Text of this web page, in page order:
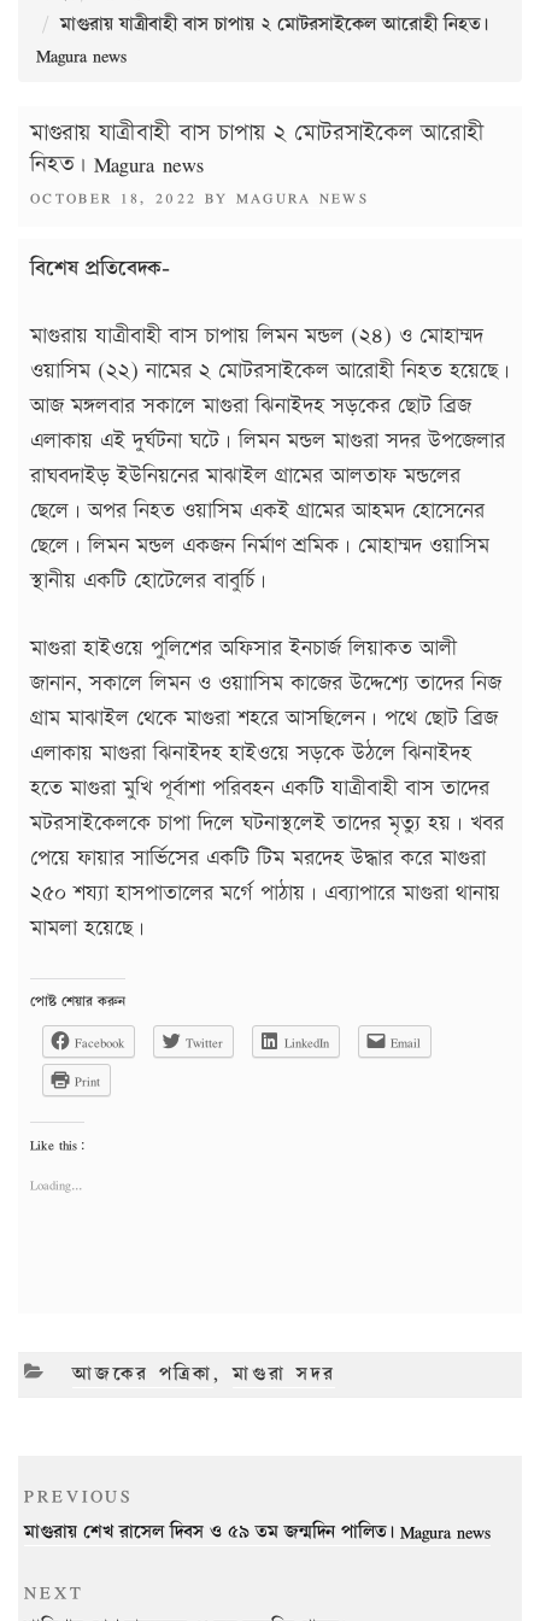
মাগুরায় যাত্রীবাহী বাস চাপায় ২ মোটরসাইকেল আরোহী নিহত।
Magura news
মাগুরায় যাত্রীবাহী বাস চাপায় ২ মোটরসাইকেল আরোহী
নিহত। Magura news
POSTED
OCTOBER 18, 2022 BY MAGURA NEWS
বিশেষ প্রতিবেদক-
মাগুরায় যাত্রীবাহী বাস চাপায় লিমন মন্ডল (২৪) ও মোহাম্মদ
ওয়াসিম (২২) নামের ২ মোটরসাইকেল আরোহী নিহত হয়েছে।
আজ মঙ্গলবার সকালে মাগুরা ঝিনাইদহ সড়কের ছোট ব্রিজ
এলাকায় এই দুর্ঘটনা ঘটে। লিমন মন্ডল মাগুরা সদর উপজেলার
রাঘবদাইড় ইউনিয়নের মাঝাইল গ্রামের আলতাফ মন্ডলের
ছেলে। অপর নিহত ওয়াসিম একই গ্রামের আহমদ হোসেনের
ছেলে। লিমন মন্ডল একজন নির্মাণ শ্রমিক। মোহাম্মদ ওয়াসিম
স্থানীয় একটি হোটেলের বাবুর্চি।
মাগুরা হাইওয়ে পুলিশের অফিসার ইনচার্জ লিয়াকত আলী
জানান, সকালে লিমন ও ওয়াাসিম কাজের উদ্দেশ্যে তাদের নিজ
গ্রাম মাঝাইল থেকে মাগুরা শহরে আসছিলেন। পথে ছোট ব্রিজ
এলাকায় মাগুরা ঝিনাইদহ হাইওয়ে সড়কে উঠলে ঝিনাইদহ
হতে মাগুরা মুখি পূর্বাশা পরিবহন একটি যাত্রীবাহী বাস তাদের
মটরসাইকেলকে চাপা দিলে ঘটনাস্থলেই তাদের মৃত্যু হয়। খবর
পেয়ে ফায়ার সার্ভিসের একটি টিম মরদেহ উদ্ধার করে মাগুরা
২৫০ শয্যা হাসপাতালের মর্গে পাঠায়। এব্যাপারে মাগুরা থানায়
মামলা হয়েছে।
পোষ্ট শেয়ার করুন
Facebook
Twitter LinkedIn
Email
Print
Like this:
Loading...
CATEGORIES
আজকের পত্রিকা,মাগুরা সদর
Post
navigation
Previous
Post
PREVIOUS
মাগুরায় শেখ রাসেল দিবস ও ৫৯ তম জন্মদিন পালিত। Magura news
Next
NEXT